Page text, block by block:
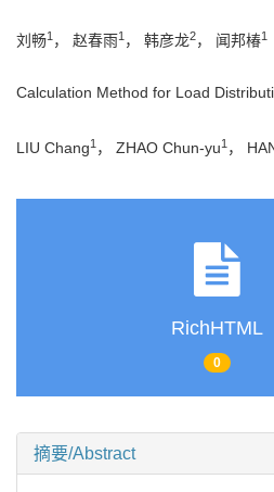
刘畅1 ， 赵春雨1 ， 韩彦龙2， 闻邦椿1
Calculation Method for Load
LIU Chang1 ， ZHAO Chun-yu1 ，
RichHTML
0
摘要/Abstract